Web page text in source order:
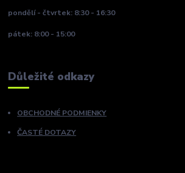
pondělí - čtvrtek: 8:30 - 16:30
pátek: 8:00 - 15:00
Důležité odkazy
OBCHODNÉ PODMIENKY
ČASTÉ DOTAZY